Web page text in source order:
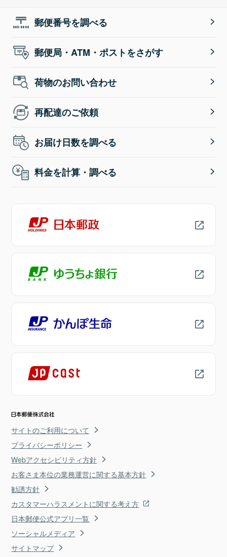
郵便番号を調べる
郵便局・ATM・ポストをさがす
荷物のお問い合わせ
再配達のご依頼
お届け日数を調べる
料金を計算・調べる
サイトのご利用について
プライバシーポリシー
Webアクセシビリティ方針
お客さま本位の業務運営に関する基本方針
勧誘方針
カスタマーハラスメントに関する考え方
日本郵便公式アプリ一覧
ソーシャルメディア
サイトマップ